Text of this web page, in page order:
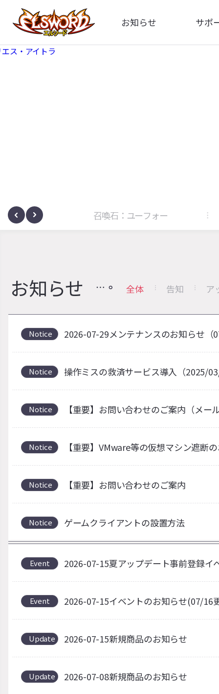
お知らせ
全体
サポ
サノヴァ 召喚石：ユーフォー
お知らせ 全体 告知 ア
Notice 2026-07-29メンテナンスのお知らせ（
Notice 操作ミスの救済サービス導入（2025/
Notice 【重要】お問い合わせのご案内（メー
Notice 【重要】VMware等の仮想マシン遮断
Notice 【重要】お問い合わせのご案内
Notice ゲームクライアントの設置方法
Event 2026-07-15夏アップデート事前登録イ
Event 2026-07-15イベントのお知らせ(07/16
Update 2026-07-15新規商品のお知らせ
Update 2026-07-08新規商品のお知らせ